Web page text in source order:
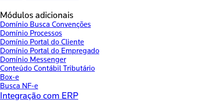
Módulos adicionais
Domínio Busca Convenções
Domínio Processos
Domínio Portal do Cliente
Domínio Portal do Empregado
Domínio Messenger
Conteúdo Contábil Tributário
Box-e
Busca NF-e
Integração com ERP